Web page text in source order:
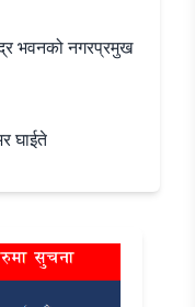
भवनको नगरप्रमुख
घाईते